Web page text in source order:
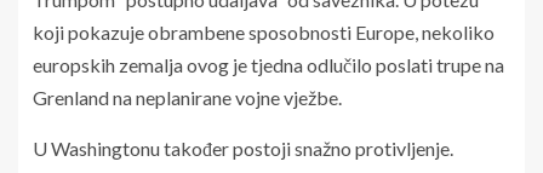
koji pokazuje obrambene sposobnosti Europe, nekoliko
europskih zemalja ovog je tjedna odlučilo poslati trupe na
Grenland na neplanirane vojne vježbe.
U Washingtonu također postoji snažno protivljenje.